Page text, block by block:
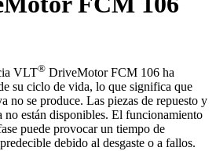
VLT® DriveMotor FCM 106 ha
su ciclo de vida, lo que significa que
no se produce. Las piezas de repuesto y
no están disponibles. El funcionamiento
puede provocar un tiempo de
debido al desgaste o a fallos.